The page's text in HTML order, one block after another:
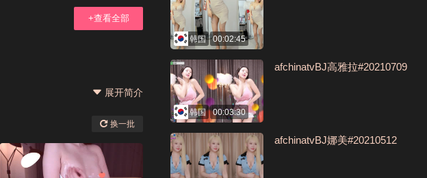
+查看全部
展开简介
换一批
韩国 00:02:45
韩国 00:03:30
afchinatvBJ高雅拉#20210709
afchinatvBJ娜美#20210512